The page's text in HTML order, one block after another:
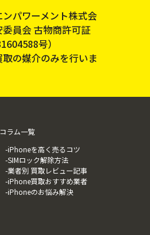
コラム一覧
-iPhoneを高く売るコツ
-SIMロック解除方法
-業者別 買取レビュー記事
-iPhone買取おすすめ業者
-iPhoneのお悩み解決
パワーメント株式会
員会 古物商許可証
号）
の媒介のみを行いま